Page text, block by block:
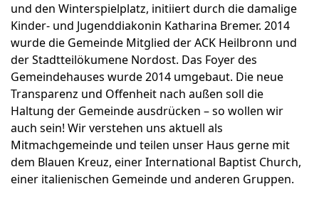
und den Winterspielplatz, initiiert durch die damalige
Kinder- und Jugenddiakonin Katharina Bremer. 2014
wurde die Gemeinde Mitglied der ACK Heilbronn und
der Stadtteilökumene Nordost. Das Foyer des
Gemeindehauses wurde 2014 umgebaut. Die neue
Transparenz und Offenheit nach außen soll die
Haltung der Gemeinde ausdrücken – so wollen wir
auch sein! Wir verstehen uns aktuell als
Mitmachgemeinde und teilen unser Haus gerne mit
dem Blauen Kreuz, einer International Baptist Church,
einer italienischen Gemeinde und anderen Gruppen.